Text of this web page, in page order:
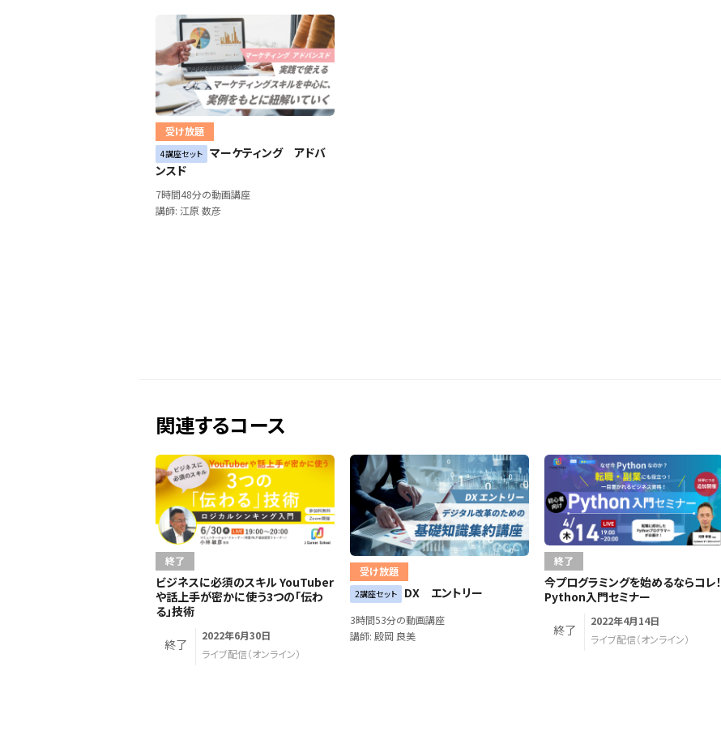
受け放題
4講座セット マーケティング アドバ
ンスド
7時間48分の動画講座
講師: 江原 数彦
関連するコース
終了
ビジネスに必須のスキル YouTuber
や話上手が密かに使う3つの「伝わ
る」技術
終了
2022年6月30日
ライブ配信（オンライン）
受け放題
2講座セット DX エントリー
3時間53分の動画講座
講師: 殿岡 良美
終了
今プログラミングを始めるならコレ！
Python入門セミナー
終了
2022年4月14日
ライブ配信（オンライン）